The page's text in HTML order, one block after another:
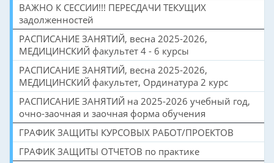
ВАЖНО К СЕССИИ!!! ПЕРЕСДАЧИ ТЕКУЩИХ
задолженностей
РАСПИСАНИЕ ЗАНЯТИЙ, весна 2025-2026,
МЕДИЦИНСКИЙ факультет 4 - 6 курсы
РАСПИСАНИЕ ЗАНЯТИЙ, весна 2025-2026,
МЕДИЦИНСКИЙ факультет, Ординатура 2 курс
РАСПИСАНИЕ ЗАНЯТИЙ на 2025-2026 учебный год,
очно-заочная и заочная форма обучения
ГРАФИК ЗАЩИТЫ КУРСОВЫХ РАБОТ/ПРОЕКТОВ
ГРАФИК ЗАЩИТЫ ОТЧЕТОВ по практике